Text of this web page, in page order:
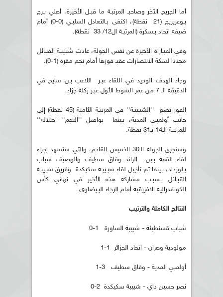
أما الجريح الآخر وصاحبـ المرتبـة ما قبـل الأخيرة، أهلي بـرج
بـوعريريج (21 نقطة)، اكتفى بـالتعادل السلبـي (0-0) أمام
ضيفه اتحاد بـسكرة (المرتبـة ال12/ 33 نقطة).
وفي المبـاراة الأخيرة عن نفس الجولة، عادت شبـيبـة القبـائل
مجددا لسكة الانتصارات عقبـ فوزها أمام نجم مقرة (1-0).
وجاء الهدف الوحيد في اللقاء عبـر اللاعب بـن سايح في
الدقيقة الـ 7 من عمر الشوط الأول عبـر ركلة جزاء.
الفوز يضع ''الشبـيبـة'' في المرتبـة الثامنة (45 نقطة) إلى
جانب أولمبـي المدية، بـينما يواصل ''النجم'' احتلاله''
للمرتبـة الـ14 بـ31 نقطة.
وستجرى الجولة الـ30 الخميس القادم، والتي ستشهد إجراء
لقاء القمة بـين الرائد وفاق سطيف والوصيف شباب
بـلوزداد، بـينما تم تأجيل لقاء شبـيبـة سكيكدة وفريق شبـيبـة
القبـائل بـسبـب مشاركة هذه الأخير في نهائي كأس
الكونفدرالية الافريقية أمام الرجاء البـيضاوي.
النتائج الكاملة والترتيب
شباب قسنطينة - شبيبة الساورة 1-0
مولودية وهران - اتحاد الجزائر 1-1
أولمبي المدية - وفاق سطيف 3-1
نصر حسين داي - شبيبة سكيكدة 2-0